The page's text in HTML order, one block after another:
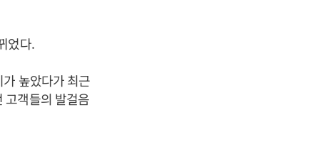
었다.
높았다가 최근
고객들의 발걸음